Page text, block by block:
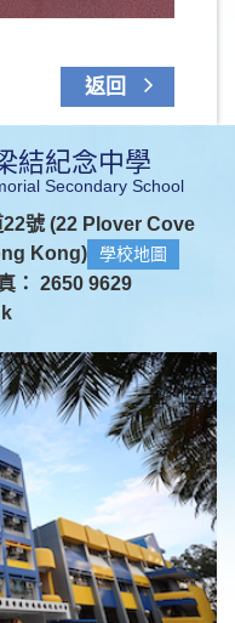
返回
結紀念中學
Secondary School
號 (22 Plover Cove
Kong)
學校地圖
： 2650 9629